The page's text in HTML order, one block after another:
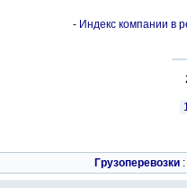
- Индекс компании в
Грузоперевозки :